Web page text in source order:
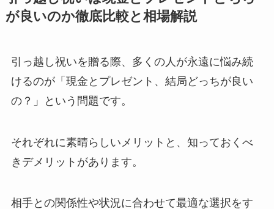
が良いのか徹底比較と相場解説
引っ越し祝いを贈る際、多くの人が永遠に悩み続
けるのが「現金とプレゼント、結局どっちが良い
の？」という問題です。
それぞれに素晴らしいメリットと、知っておくべ
きデメリットがあります。
相手との関係性や状況に合わせて最適な選択をす